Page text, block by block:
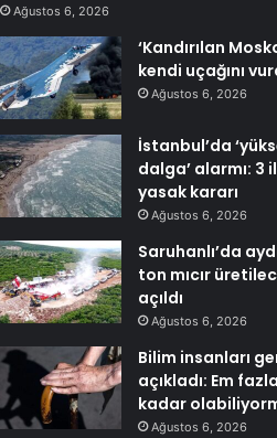
Ağustos 6, 2026
‘Kandırılan
kendi uçağını
Ağustos 6, 2026
İstanbul’da
dalga’ alarmı: 3
yasak kararı
Ağustos 6, 2026
Saruhanlı’da
ton mıcır
açıldı
Ağustos 6, 2026
Bilim insanları
açıkladı: Em
kadar
Ağustos 6, 2026